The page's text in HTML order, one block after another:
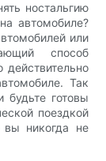
ностальгию
автомобиле?
или
способ
действительно
Так
будьте готовы
поездкой
вы никогда не